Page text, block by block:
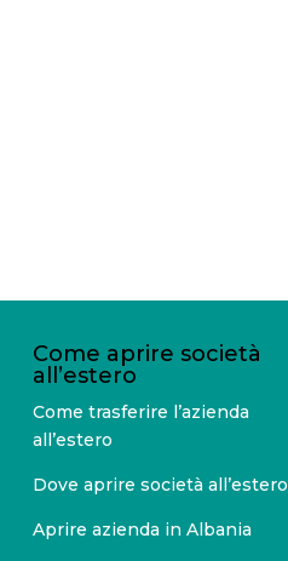
Come aprire società
all’estero
Come trasferire l’azienda
all’estero
Dove aprire società all’estero
Aprire azienda in Albania